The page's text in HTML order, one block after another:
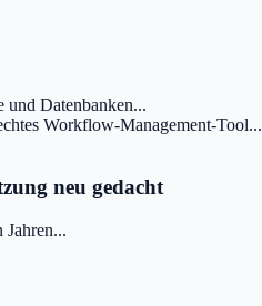
Datenbanken...
Workflow-Management-Tool...
neu gedacht
Jahren...